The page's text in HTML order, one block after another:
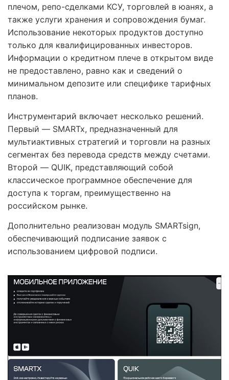
плечом, репо-сделками КСУ, торговлей в юанях, а
также услуги хранения и сопровождения бумаг.
Использование некоторых продуктов доступно
только для квалифицированных инвесторов.
Информации о кредитном плече в открытом виде
не предоставлено, равно как и сведений о
минимальном депозите или специфике тарифных
планов.
Инструментарий включает несколько решений.
Первый — SMARTx, предназначенный для
мультиактивных стратегий и торговли на разных
сегментах без перевода средств между счетами.
Второй — QUIK, представляющий собой
классическое программное обеспечение для
доступа к торгам, преимущественно на
российском рынке.
Дополнительно реализован модуль SMARTsign,
обеспечивающий подписание заявок с
использованием цифровой подписи.